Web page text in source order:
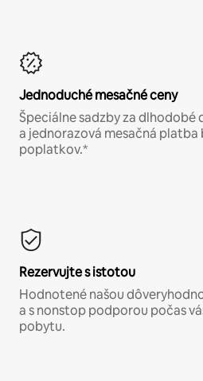
Jednoduché mesačné ceny
Špeciálne sadzby za dlhodobé
a jednorazová mesačná
poplatkov.*
Rezervujte s istotou
Hodnotené našou
a s nonstop podporou počas
pobytu.